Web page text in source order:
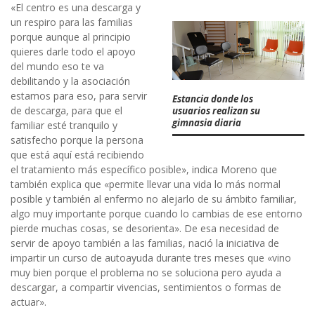
Estancia donde los
usuarios realizan su
gimnasia diaria
«El centro es una descarga y
un respiro para las familias
porque aunque al principio
quieres darle todo el apoyo
del mundo eso te va
debilitando y la asociación
estamos para eso, para servir
de descarga, para que el
familiar esté tranquilo y
satisfecho porque la persona
que está aquí está recibiendo
el tratamiento más específico posible», indica Moreno que
también explica que «permite llevar una vida lo más normal
posible y también al enfermo no alejarlo de su ámbito familiar,
algo muy importante porque cuando lo cambias de ese entorno
pierde muchas cosas, se desorienta». De esa necesidad de
servir de apoyo también a las familias, nació la iniciativa de
impartir un curso de autoayuda durante tres meses que «vino
muy bien porque el problema no se soluciona pero ayuda a
descargar, a compartir vivencias, sentimientos o formas de
actuar».